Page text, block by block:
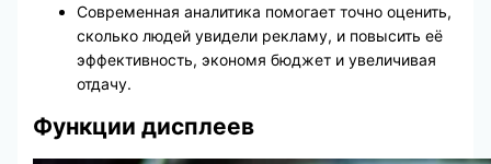
Современная аналитика помогает точно оценить,
сколько людей увидели рекламу, и повысить её
эффективность, экономя бюджет и увеличивая
отдачу.
Функции дисплеев